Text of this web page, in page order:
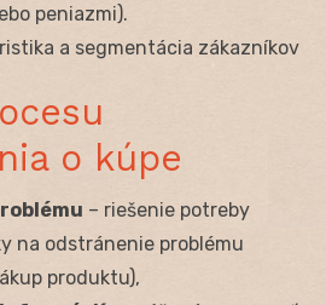
peniazmi).
a segmentácia zákazníkov
o kúpe
– riešenie potreby
na odstránenie problému
produktu),